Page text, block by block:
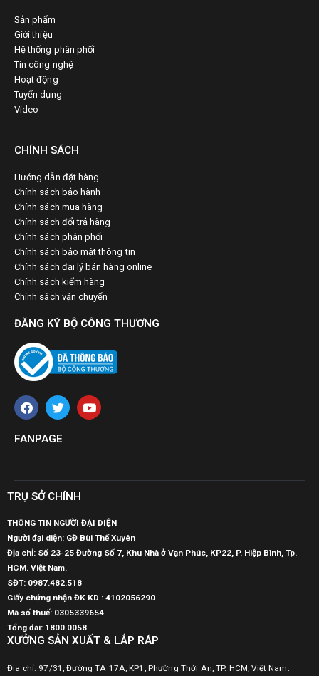
Sản phẩm
Giới thiệu
Hệ thống phân phối
Tin công nghệ
Hoạt động
Tuyển dụng
Video
CHÍNH SÁCH
Hướng dẫn đặt hàng
Chính sách bảo hành
Chính sách mua hàng
Chính sách đổi trả hàng
Chính sách phân phối
Chính sách bảo mật thông tin
Chính sách đại lý bán hàng online
Chính sách kiểm hàng
Chính sách vận chuyển
ĐĂNG KÝ BỘ CÔNG THƯƠNG
FANPAGE
TRỤ SỞ CHÍNH
THÔNG TIN NGƯỜI ĐẠI DIỆN
Người đại diện: GĐ Bùi Thế Xuyên
Địa chỉ: Số 23-25 Đường Số 7, Khu Nhà ở Vạn Phúc, KP22, P. Hiệp Bình, Tp.
HCM. Việt Nam.
SĐT: 0987.482.518
Giấy chứng nhận ĐK KD : 4102056290
Mã số thuế: 0305339654
Tổng đài: 1800 0058
XƯỞNG SẢN XUẤT & LẮP RÁP
Địa chỉ: 97/31, Đường TA 17A, KP1, Phường Thới An, TP. HCM, Việt Nam.